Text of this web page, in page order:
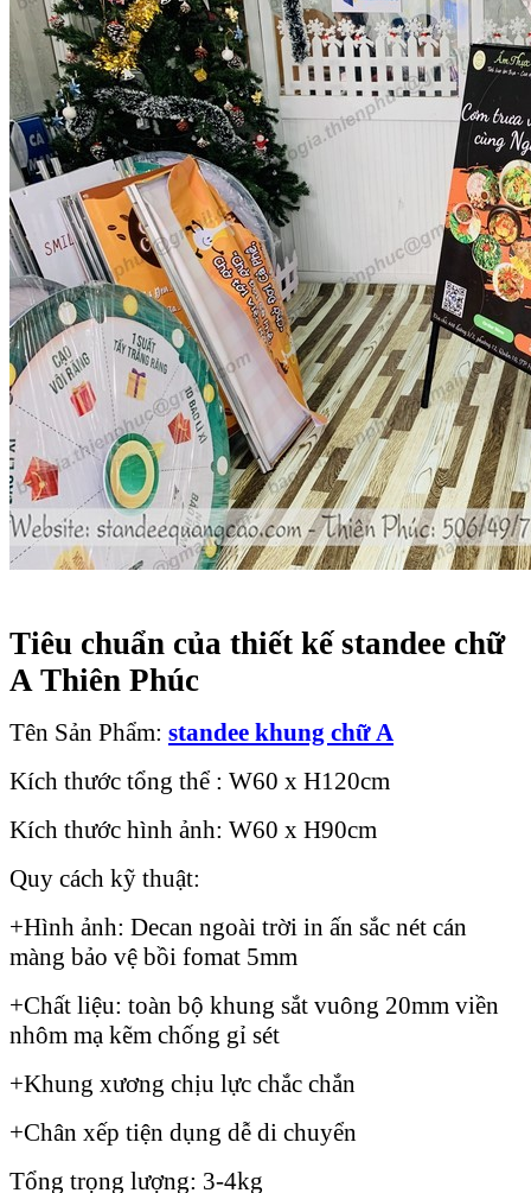
Tiêu chuẩn của thiết kế standee chữ
A Thiên Phúc
Tên Sản Phẩm: standee khung chữ A
Kích thước tổng thể : W60 x H120cm
Kích thước hình ảnh: W60 x H90cm
Quy cách kỹ thuật:
+Hình ảnh: Decan ngoài trời in ấn sắc nét cán
màng bảo vệ bồi fomat 5mm
+Chất liệu: toàn bộ khung sắt vuông 20mm viền
nhôm mạ kẽm chống gỉ sét
+Khung xương chịu lực chắc chắn
+Chân xếp tiện dụng dễ di chuyển
Tổng trọng lượng: 3-4kg